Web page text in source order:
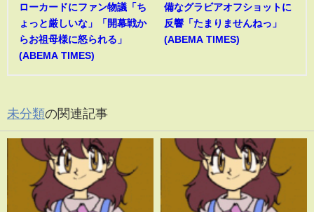
ローカードにファン物議「ち
ょっと厳しいな」「開幕戦か
らお祖母様に怒られる」
(ABEMA TIMES)
備なグラビアオフショットに
反響「たまりませんねっ」
(ABEMA TIMES)
未分類の関連記事